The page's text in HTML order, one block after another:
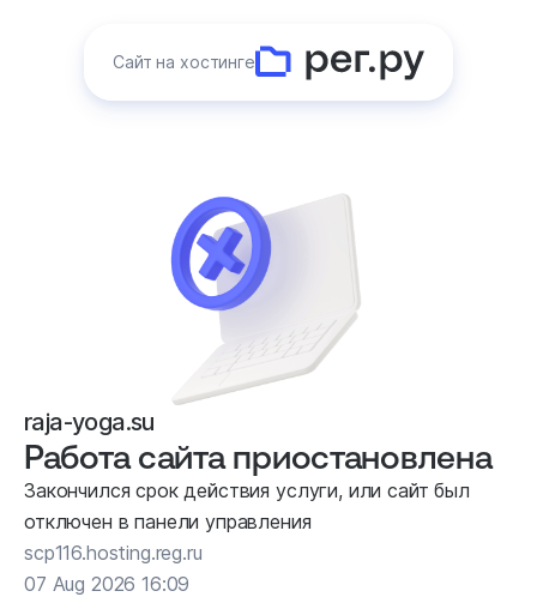
Сайт на хостинге
raja-yoga.su
Работа сайта приостановлена
Закончился срок действия услуги, или сайт был
отключен в панели управления
scp116.hosting.reg.ru
07 Aug 2026 16:09